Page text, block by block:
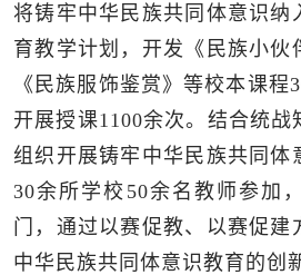
将铸牢中华民族共同体意识纳
育教学计划，开发《民族小伙
《民族服饰鉴赏》等校本课程
开展授课1100余次。结合统战
组织开展铸牢中华民族共同体
30余所学校50余名教师参加
门，通过以赛促教、以赛促建
中华民族共同体意识教育的创